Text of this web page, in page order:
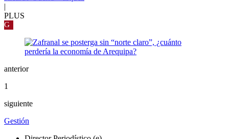
PLUS
G
anterior
1
siguiente
Gestión